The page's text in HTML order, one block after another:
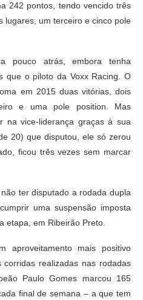
242 pontos, tendo vencido três
lugares, um terceiro e cinco pole
pouco atrás, embora tenha
que o piloto da Voxx Racing. O
em 2015 duas vitórias, dois
e uma pole position. Mas
na vice-liderança graças à sua
20) que disputou, ele só zerou
ficou três vezes sem marcar
ter disputado a rodada dupla
uma suspensão imposta
etapa, em Ribeirão Preto.
aproveitamento mais positivo
realizadas nas rodadas
Paulo Gomes marcou 165
final de semana – a que tem